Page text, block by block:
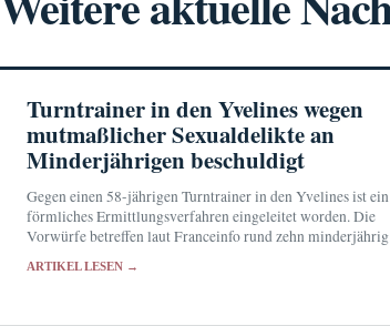
Turntrainer in den Yvelines wegen
mutmaßlicher Sexualdelikte an
Minderjährigen beschuldigt
Gegen einen 58-jährigen Turntrainer in den Yvelines ist ein
förmliches Ermittlungsverfahren eingeleitet worden. Die
Vorwürfe betreffen laut Franceinfo rund zehn
Belästigung und Gewalt.
ARTIKEL LESEN →